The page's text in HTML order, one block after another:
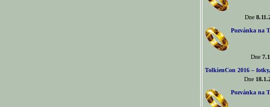
Dne
Pozvánka na
Dne
TolkienCon 2016 –
Dne
Pozvánka na